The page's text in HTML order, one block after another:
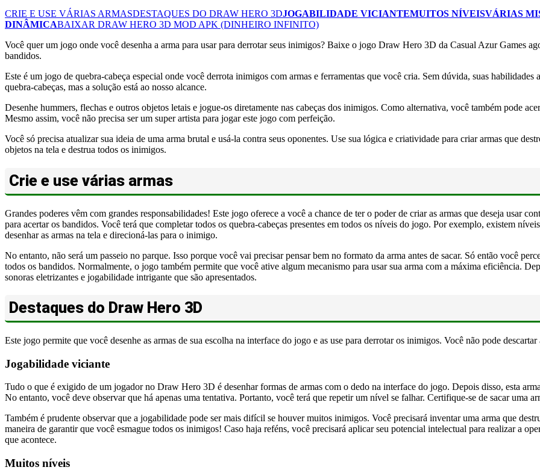
CRIE E USE VÁRIAS ARMASDESTAQUES DO DRAW HERO 3DJOGABILIDADE VICIANTEMUITOS NÍVEISVÁRIAS
DINÂMICABAIXAR DRAW HERO 3D MOD APK (DINHEIRO INFINITO)
Você quer um jogo onde você desenha a arma para usar para derrotar seus inimigos? Baixe o jogo Draw Hero 3D da Casual Azur Games
bandidos.
Este é um jogo de quebra-cabeça especial onde você derrota inimigos com armas e ferramentas que você cria. Sem dúvida, suas habilidades
quebra-cabeças, mas a solução está ao nosso alcance.
Desenhe hummers, flechas e outros objetos letais e jogue-os diretamente nas cabeças dos inimigos. Como alternativa, você também pode
Mesmo assim, você não precisa ser um super artista para jogar este jogo com perfeição.
Você só precisa atualizar sua ideia de uma arma brutal e usá-la contra seus oponentes. Use sua lógica e criatividade para criar armas que
objetos na tela e destrua todos os inimigos.
Crie e use várias armas
Grandes poderes vêm com grandes responsabilidades! Este jogo oferece a você a chance de ter o poder de criar as armas que deseja usar
para acertar os bandidos. Você terá que completar todos os quebra-cabeças presentes em todos os níveis do jogo. Por exemplo, existem
desenhar as armas na tela e direcioná-las para o inimigo.
No entanto, não será um passeio no parque. Isso porque você vai precisar pensar bem no formato da arma antes de sacar. Só então você
todos os bandidos. Normalmente, o jogo também permite que você ative algum mecanismo para usar sua arma com a máxima eficiência.
sonoras eletrizantes e jogabilidade intrigante que são apresentados.
Destaques do Draw Hero 3D
Este jogo permite que você desenhe as armas de sua escolha na interface do jogo e as use para derrotar os inimigos. Você não pode
Jogabilidade viciante
Tudo o que é exigido de um jogador no Draw Hero 3D é desenhar formas de armas com o dedo na interface do jogo. Depois disso, esta
No entanto, você deve observar que há apenas uma tentativa. Portanto, você terá que repetir um nível se falhar. Certifique-se de sacar uma
Também é prudente observar que a jogabilidade pode ser mais difícil se houver muitos inimigos. Você precisará inventar uma arma que
maneira de garantir que você esmague todos os inimigos! Caso haja reféns, você precisará aplicar seu potencial intelectual para realizar a
que acontece.
Muitos níveis